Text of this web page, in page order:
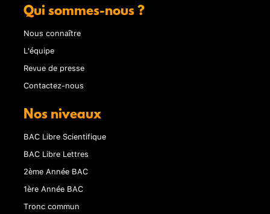
Qui sommes-nous ?
Nous connaître
L'équipe
Revue de presse
Contactez-nous
Nos niveaux
BAC Libre Scientifique
BAC Libre Lettres
2ème Année BAC
1ère Année BAC
Tronc commun